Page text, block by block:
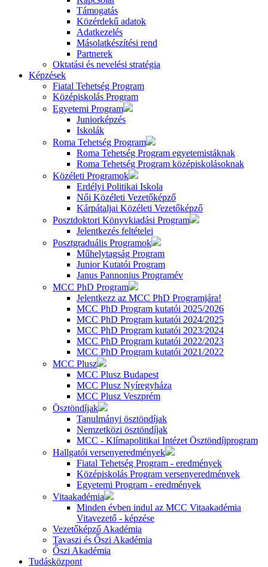
Támogatás
Közérdekű adatok
Adatkezelés
Másolatkészítési rend
Partnerek
Oktatási és nevelési stratégia
Képzések
Fiatal Tehetség Program
Középiskolás Program
Egyetemi Program
Juniorképzés
Iskolák
Roma Tehetség Program
Roma Tehetség Program egyetemistáknak
Roma Tehetség Program középiskolásoknak
Közéleti Programok
Erdélyi Politikai Iskola
Női Közéleti Vezetőképző
Kárpátaljai Közéleti Vezetőképző
Posztdoktori Könyvkiadási Program
Jelentkezés feltételei
Posztgraduális Programok
Műhelytagság Program
Junior Kutatói Program
Janus Pannonius Programév
MCC PhD Program
Jelentkezz az MCC PhD Programjára!
MCC PhD Program kutatói 2025/2026
MCC PhD Program kutatói 2024/2025
MCC PhD Program kutatói 2023/2024
MCC PhD Program kutatói 2022/2023
MCC PhD Program kutatói 2021/2022
MCC Plusz
MCC Plusz Budapest
MCC Plusz Nyíregyháza
MCC Plusz Veszprém
Ösztöndíjak
Tanulmányi ösztöndíjak
Nemzetközi ösztöndíjak
MCC - Klímapolitikai Intézet Ösztöndíjprogram
Hallgatói versenyeredmények
Fiatal Tehetség Program - eredmények
Középiskolás Program versenyeredmények
Egyetemi Program - eredmények
Vitaakadémia
Minden évben indul az MCC Vitaakadémia
Vitavezető - képzése
Vezetőképző Akadémia
Tavaszi és Őszi Akadémia
Őszi Akadémia
Tudásközpont